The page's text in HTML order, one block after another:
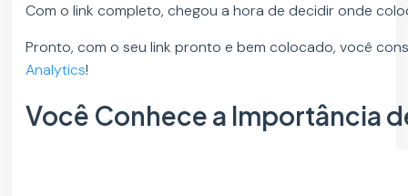
Com o link completo, chegou a hora de decidir onde
Pronto, com o seu link pronto e bem colocado, você
Analytics!
Você Conhece a Importância